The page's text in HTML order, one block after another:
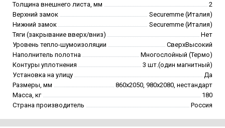
Толщина внешнего листа, мм
2
Верхний замок
Securemme (Италия)
Нижний замок
Securemme (Италия)
Тяги (закрывание вверх/вниз)
Нет
Уровень тепло-шумоизоляции
СверхВысокий
Наполнитель полотна
Многослойный (Термо)
Контуры уплотнения
3 шт.(один магнитный)
Установка на улицу
Да
Размеры, мм
860х2050, 980х2080, нестандарт
Масса, кг
180
Страна производитель
Россия